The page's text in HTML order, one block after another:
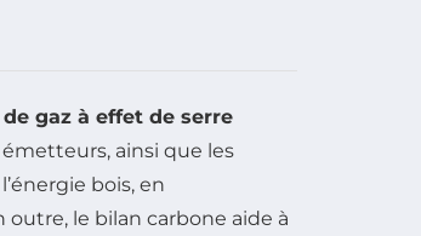
gaz à effet de serre
ainsi que les
bois, en
le bilan carbone aide à